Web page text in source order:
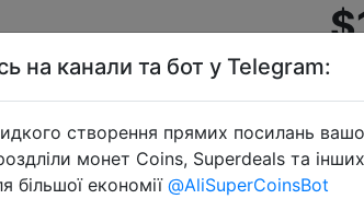
на канали та бот у Telegram:
створення прямих посилань
монет Coins, Superdeals та інших
більшої економії @AliSuperCoinsBot